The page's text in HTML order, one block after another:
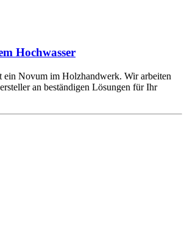
Hochwasser
ein Novum im Holzhandwerk. Wir arbeiten
an beständigen Lösungen für Ihr